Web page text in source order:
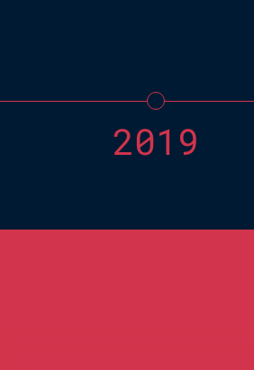
2019